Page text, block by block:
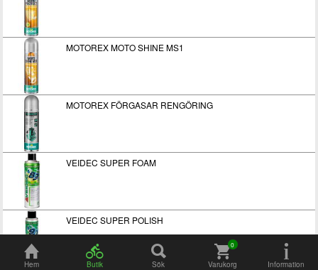
MOTOREX MOTO SHINE MS1
MOTOREX FÖRGASAR RENGÖRING
VEIDEC SUPER FOAM
VEIDEC SUPER POLISH
Hem Butik Sök Varukorg Information